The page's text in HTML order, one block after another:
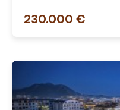
230.000 €